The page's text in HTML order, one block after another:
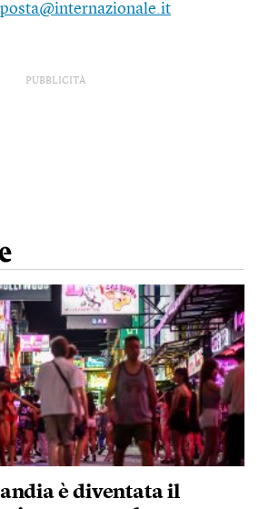
posta@internazionale.it
PUBBLICITÀ
è diventata il